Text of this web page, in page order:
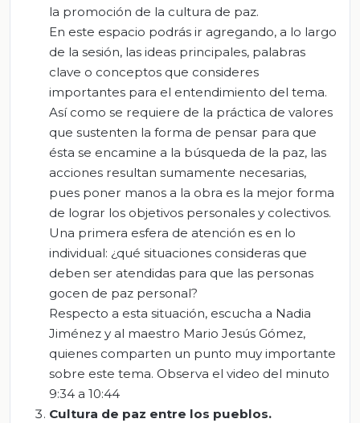
la promoción de la cultura de paz.
En este espacio podrás ir agregando, a lo largo
de la sesión, las ideas principales, palabras
clave o conceptos que consideres
importantes para el entendimiento del tema.
Así como se requiere de la práctica de valores
que sustenten la forma de pensar para que
ésta se encamine a la búsqueda de la paz, las
acciones resultan sumamente necesarias,
pues poner manos a la obra es la mejor forma
de lograr los objetivos personales y colectivos.
Una primera esfera de atención es en lo
individual: ¿qué situaciones consideras que
deben ser atendidas para que las personas
gocen de paz personal?
Respecto a esta situación, escucha a Nadia
Jiménez y al maestro Mario Jesús Gómez,
quienes comparten un punto muy importante
sobre este tema. Observa el video del minuto
9:34 a 10:44
Cultura de paz entre los pueblos.